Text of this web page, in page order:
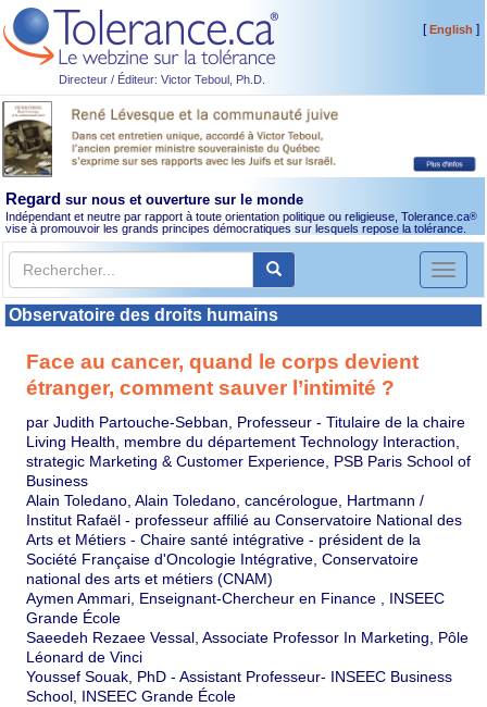
Directeur / Éditeur: Victor Teboul, Ph.D.
[English ]
Regard sur nous et ouverture sur le monde
Indépendant et neutre par rapport à toute orientation politique ou religieuse, Tolerance.ca®
vise à promouvoir les grands principes démocratiques sur lesquels repose la tolérance.
Toggle
Observatoire des droits humains
Face au cancer, quand le corps devient
étranger, comment sauver l’intimité ?
par Judith Partouche-Sebban, Professeur - Titulaire de la chaire
Living Health, membre du département Technology Interaction,
strategic Marketing & Customer Experience, PSB Paris School of
Business
Alain Toledano, Alain Toledano, cancérologue, Hartmann /
Institut Rafaël - professeur affilié au Conservatoire National des
Arts et Métiers - Chaire santé intégrative - président de la
Société Française d'Oncologie Intégrative, Conservatoire
national des arts et métiers (CNAM)
Aymen Ammari, Enseignant-Chercheur en Finance , INSEEC
Grande École
Saeedeh Rezaee Vessal, Associate Professor In Marketing, Pôle
Léonard de Vinci
Youssef Souak, PhD - Assistant Professeur- INSEEC Business
School, INSEEC Grande École